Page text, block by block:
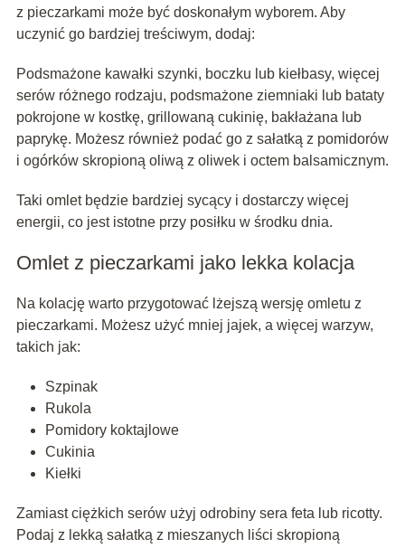
z pieczarkami może być doskonałym wyborem. Aby
uczynić go bardziej treściwym, dodaj:
Podsmażone kawałki szynki, boczku lub kiełbasy, więcej
serów różnego rodzaju, podsmażone ziemniaki lub bataty
pokrojone w kostkę, grillowaną cukinię, bakłażana lub
paprykę. Możesz również podać go z sałatką z pomidorów
i ogórków skropioną oliwą z oliwek i octem balsamicznym.
Taki omlet będzie bardziej sycący i dostarczy więcej
energii, co jest istotne przy posiłku w środku dnia.
Omlet z pieczarkami jako lekka kolacja
Na kolację warto przygotować lżejszą wersję omletu z
pieczarkami. Możesz użyć mniej jajek, a więcej warzyw,
takich jak:
Szpinak
Rukola
Pomidory koktajlowe
Cukinia
Kiełki
Zamiast ciężkich serów użyj odrobiny sera feta lub ricotty.
Podaj z lekką sałatką z mieszanych liści skropioną